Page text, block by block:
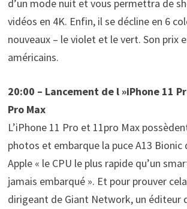
d’un mode nuit et vous permettra de
vidéos en 4K. Enfin, il se décline en 6
nouveaux – le violet et le vert. Son prix
américains.
20:00 – Lancement de l »iPhone 11
Pro Max
L’iPhone 11 Pro et 11pro Max
photos et embarque la puce A13 Bionic
Apple « le CPU le plus rapide qu’un
jamais embarqué ». Et pour prouver
dirigeant de Giant Network, un éditeur